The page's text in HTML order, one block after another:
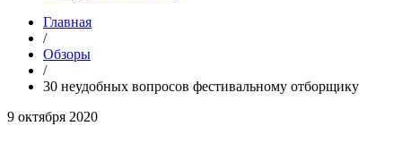
Главная
/
Обзоры
/
30 неудобных вопросов фестивальному отборщику
9 октября 2020